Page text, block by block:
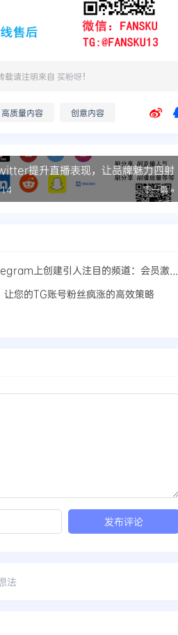
载请注明来自 买粉呀！
高质量内容 创意内容
提升直播表现，让品牌魅力四射
下一篇 »
让您的TG账号粉丝疯涨的高效策略
法